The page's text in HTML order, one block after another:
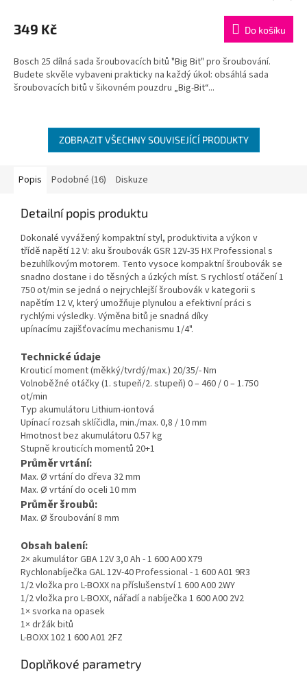
produktu
je
z
5
hvězdiček.
349 Kč Do košíku
Bosch 25 dílná sada šroubovacích bitů "Big Bit" pro šroubování.
Budete skvěle vybaveni prakticky na každý úkol: obsáhlá sada
šroubovacích bitů v šikovném pouzdru „Big-Bit“...
ZOBRAZIT VŠECHNY SOUVISEJÍCÍ PRODUKTY
Popis Podobné (16) Diskuze
Detailní popis produktu
Dokonalé vyvážený kompaktní styl, produktivita a výkon v
třídě napětí 12 V: aku šroubovák GSR 12V-35 HX Professional s
bezuhlíkovým motorem. Tento vysoce kompaktní šroubovák se
snadno dostane i do těsných a úzkých míst. S rychlostí otáčení 1
750 ot/min se jedná o nejrychlejší šroubovák v kategorii s
napětím 12 V, který umožňuje plynulou a efektivní práci s
rychlými výsledky. Výměna bitů je snadná díky
upínacímu zajišťovacímu mechanismu 1/4".
Technické údaje
Krouticí moment (měkký/tvrdý/max.) 20/35/- Nm
Volnoběžné otáčky (1. stupeň/2. stupeň) 0 – 460 / 0 – 1.750
ot/min
Typ akumulátoru Lithium-iontová
Upínací rozsah sklíčidla, min./max. 0,8 / 10 mm
Hmotnost bez akumulátoru 0.57 kg
Stupně krouticích momentů 20+1
Průměr vrtání:
Max. Ø vrtání do dřeva 32 mm
Max. Ø vrtání do oceli 10 mm
Průměr šroubů:
Max. Ø šroubování 8 mm
Obsah balení:
2× akumulátor GBA 12V 3,0 Ah -1 600 A00 X79
Rychlonabíječka GAL 12V-40 Professional -1 600 A01 9R3
1/2 vložka pro L-BOXX na příslušenství 1 600 A00 2WY
1/2 vložka pro L-BOXX, nářadí a nabíječka 1 600 A00 2V2
1× svorka na opasek
1× držák bitů
L-BOXX 102 1 600 A01 2FZ
Doplňkové parametry